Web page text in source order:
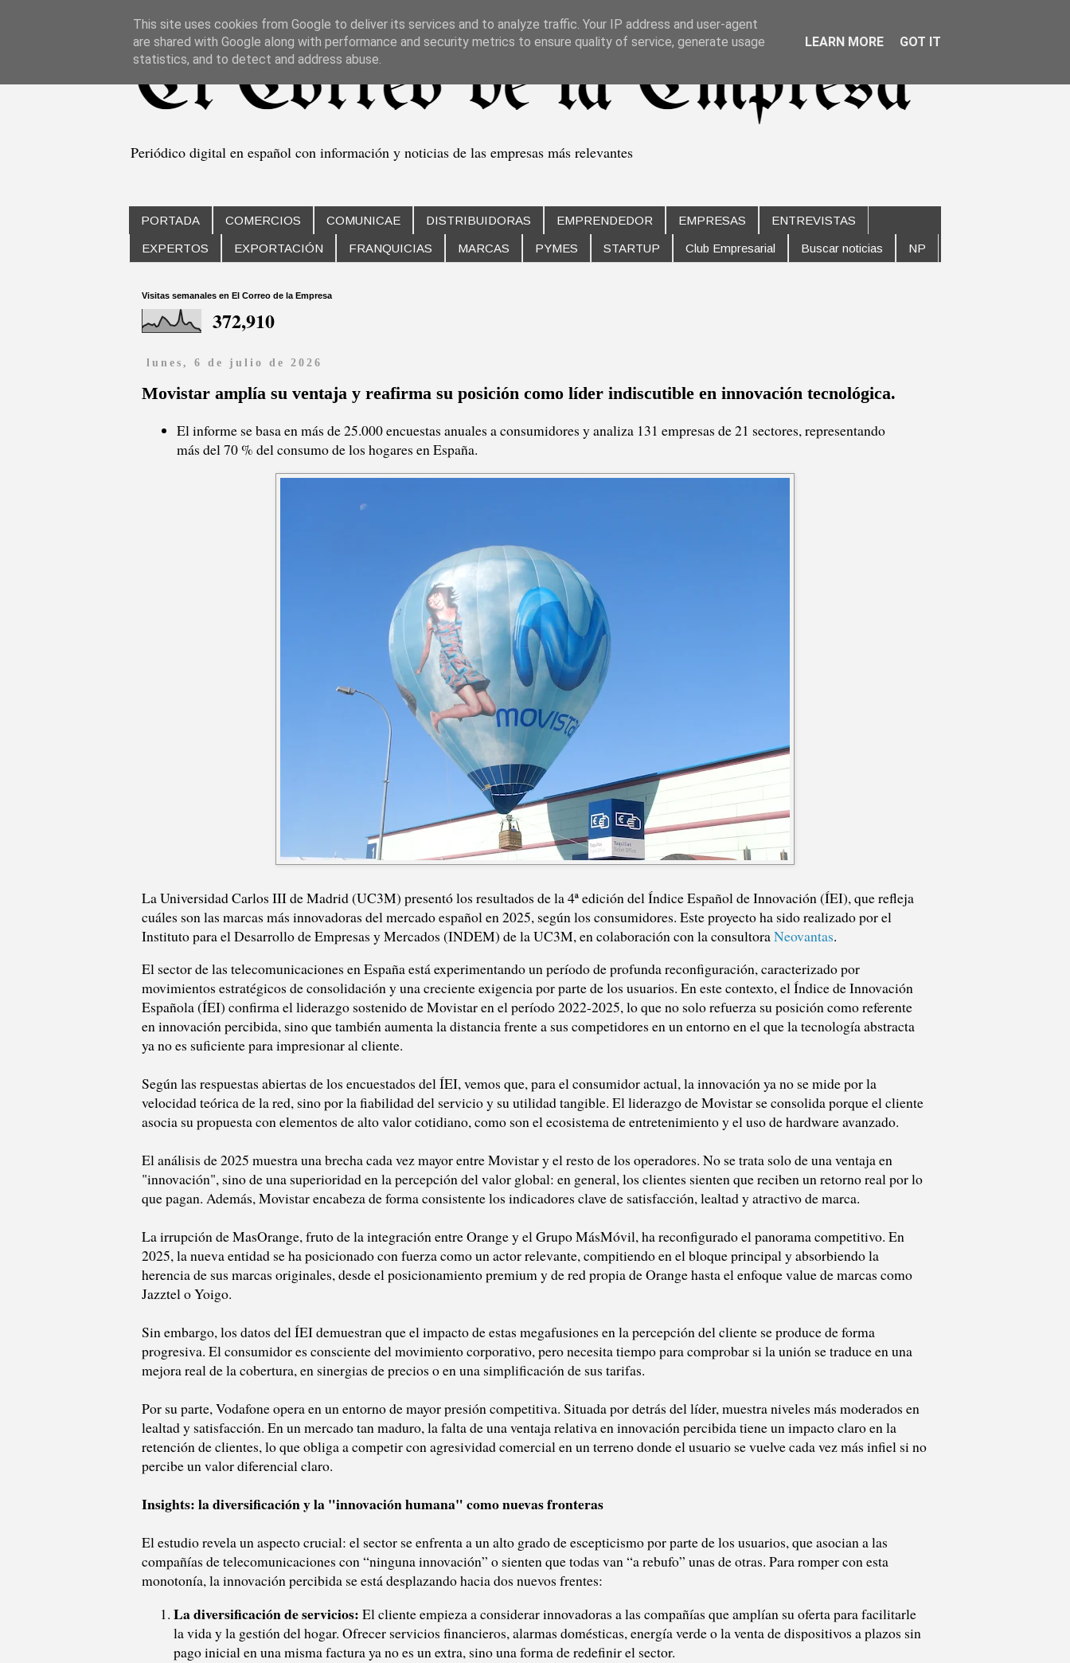
Periódico digital en español con información y noticias de las empresas más relevantes
PORTADA COMERCIOS COMUNICAE DISTRIBUIDORAS EMPRENDEDOR EMPRESAS ENTREVISTAS
EXPERTOS EXPORTACIÓN FRANQUICIAS MARCAS PYMES STARTUP Club Empresarial Buscar noticias NP
Visitas semanales en El Correo de la Empresa
372,910
lunes, 6 de julio de 2026
Movistar amplía su ventaja y reafirma su posición como líder indiscutible en innovación tecnológica.
El informe se basa en más de 25.000 encuestas anuales a consumidores y analiza 131 empresas de 21 sectores, representando
más del 70 % del consumo de los hogares en España.
La Universidad Carlos III de Madrid (UC3M) presentó los resultados de la 4ª edición del Índice Español de Innovación (ÍEI), que refleja
cuáles son las marcas más innovadoras del mercado español en 2025, según los consumidores. Este proyecto ha sido realizado por el
Instituto para el Desarrollo de Empresas y Mercados (INDEM) de la UC3M, en colaboración con la consultoraNeovantas.
El sector de las telecomunicaciones en España está experimentando un período de profunda reconfiguración, caracterizado por
movimientos estratégicos de consolidación y una creciente exigencia por parte de los usuarios. En este contexto, el Índice de Innovación
Española (ÍEI) confirma el liderazgo sostenido de Movistar en el período 2022-2025, lo que no solo refuerza su posición como referente
en innovación percibida, sino que también aumenta la distancia frente a sus competidores en un entorno en el que la tecnología abstracta
ya no es suficiente para impresionar al cliente.
Según las respuestas abiertas de los encuestados del ÍEI, vemos que, para el consumidor actual, la innovación ya no se mide por la
velocidad teórica de la red, sino por la fiabilidad del servicio y su utilidad tangible. El liderazgo de Movistar se consolida porque el cliente
asocia su propuesta con elementos de alto valor cotidiano, como son el ecosistema de entretenimiento y el uso de hardware avanzado.
El análisis de 2025 muestra una brecha cada vez mayor entre Movistar y el resto de los operadores. No se trata solo de una ventaja en
"innovación", sino de una superioridad en la percepción del valor global: en general, los clientes sienten que reciben un retorno real por lo
que pagan. Además, Movistar encabeza de forma consistente los indicadores clave de satisfacción, lealtad y atractivo de marca.
La irrupción de MasOrange, fruto de la integración entre Orange y el Grupo MásMóvil, ha reconfigurado el panorama competitivo. En
2025, la nueva entidad se ha posicionado con fuerza como un actor relevante, compitiendo en el bloque principal y absorbiendo la
herencia de sus marcas originales, desde el posicionamiento premium y de red propia de Orange hasta el enfoque value de marcas como
Jazztel o Yoigo.
Sin embargo, los datos del ÍEI demuestran que el impacto de estas megafusiones en la percepción del cliente se produce de forma
progresiva. El consumidor es consciente del movimiento corporativo, pero necesita tiempo para comprobar si la unión se traduce en una
mejora real de la cobertura, en sinergias de precios o en una simplificación de sus tarifas.
Por su parte, Vodafone opera en un entorno de mayor presión competitiva. Situada por detrás del líder, muestra niveles más moderados en
lealtad y satisfacción. En un mercado tan maduro, la falta de una ventaja relativa en innovación percibida tiene un impacto claro en la
retención de clientes, lo que obliga a competir con agresividad comercial en un terreno donde el usuario se vuelve cada vez más infiel si no
percibe un valor diferencial claro.
Insights: la diversificación y la "innovación humana" como nuevas fronteras
El estudio revela un aspecto crucial: el sector se enfrenta a un alto grado de escepticismo por parte de los usuarios, que asocian a las
compañías de telecomunicaciones con “ninguna innovación” o sienten que todas van “a rebufo” unas de otras. Para romper con esta
monotonía, la innovación percibida se está desplazando hacia dos nuevos frentes:
La diversificación de servicios: El cliente empieza a considerar innovadoras a las compañías que amplían su oferta para facilitarle
la vida y la gestión del hogar. Ofrecer servicios financieros, alarmas domésticas, energía verde o la venta de dispositivos a plazos sin
pago inicial en una misma factura ya no es un extra, sino una forma de redefinir el sector.
This site uses cookies from Google to deliver its services and to analyze traffic. Your IP address and user-agent
are shared with Google along with performance and security metrics to ensure quality of service, generate usage
statistics, and to detect and address abuse.
LEARN MORE GOT IT